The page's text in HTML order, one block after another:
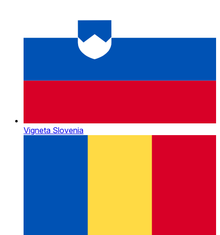
Vigneta Slovenia